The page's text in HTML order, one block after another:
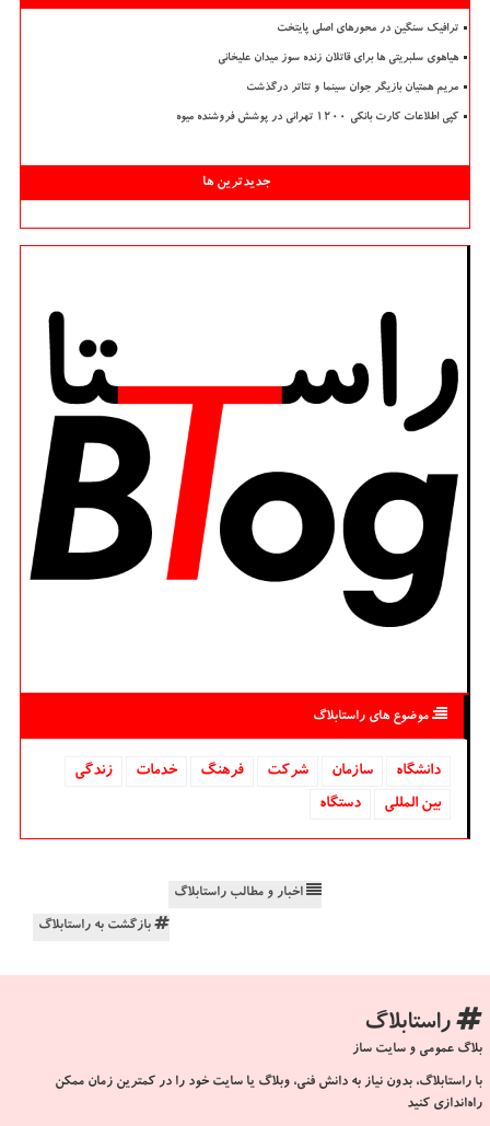
ترافیک سنگین در محورهای اصلی پایتخت
هیاهوی سلبریتی ها برای قاتلان زنده سوز میدان علیخانی
مریم همتیان بازیگر جوان سینما و تئاتر درگذشت
کپی اطلاعات کارت بانکی ۱۲۰۰ تهرانی در پوشش فروشنده میوه
جدیدترین ها
موضوع های راستابلاگ
دانشگاه‌ سازمان شركت فرهنگ خدمات
زندگی
بین المللی
دستگاه
اخبار و مطالب راستابلاگ
بازگشت به راستابلاگ
راستابلاگ
بلاگ عمومی و سایت ساز
با راستابلاگ، بدون نیاز به دانش فنی، وبلاگ یا سایت خود را در کمترین زمان ممکن
راه‌اندازی کنید